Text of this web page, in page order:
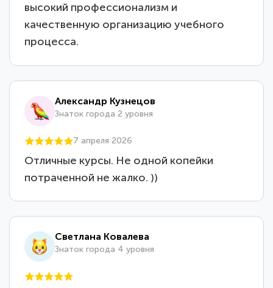
высокий профессионализм и
качественную организацию учебного
процесса.
Александр Кузнецов
Знаток города 2 уровня
7 апреля 2026
Отличные курсы. Не одной копейки
потраченной не жалко. ))
Светлана Ковалева
Знаток города 4 уровня